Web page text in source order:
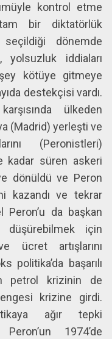
kontrol etme
bir diktatörlük
dönemde
yolsuzluk iddiaları
kötüye gitmeye
destekçisi vardı.
ülkeden
(Madrid) yerleşti ve
(Peronistleri)
kadar süren askeri
dönüldü ve Peron
kazandı ve tekrar
Peron’u da başkan
düşürebilmek için
ücret artışlarını
politika’da başarılı
petrol krizinin de
krizine girdi.
ağır tepki
1974’de